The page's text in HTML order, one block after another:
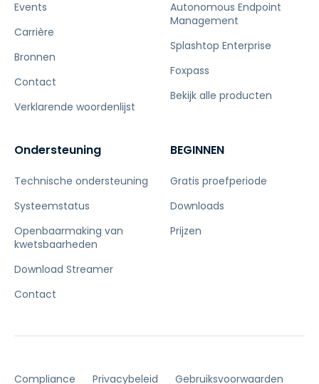
Events
Carrière
Bronnen
Contact
Verklarende woordenlijst
Autonomous Endpoint
Management
Splashtop Enterprise
Foxpass
Bekijk alle producten
Ondersteuning
Technische ondersteuning
Systeemstatus
Openbaarmaking van
kwetsbaarheden
Download Streamer
Contact
BEGINNEN
Gratis proefperiode
Downloads
Prijzen
Compliance Privacybeleid Gebruiksvoorwaarden